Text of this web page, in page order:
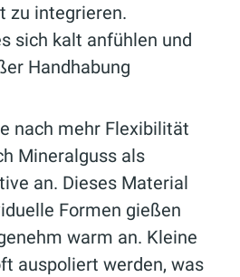
zu integrieren.
sich kalt anfühlen und
Handhabung
nach mehr Flexibilität
Mineralguss als
an. Dieses Material
Formen gießen
warm an. Kleine
auspoliert werden, was